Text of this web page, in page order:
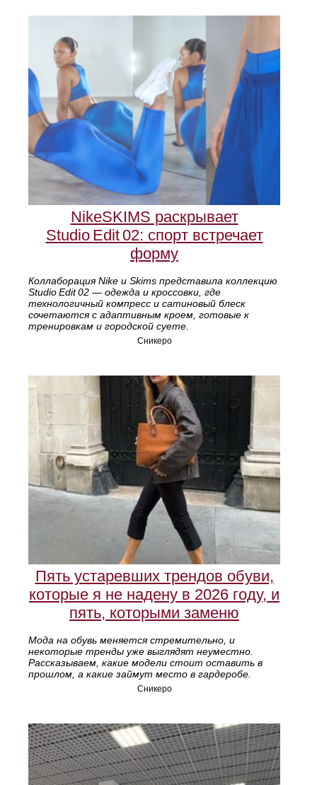
NikeSKIMS раскрывает
Studio Edit 02: спорт встречает
форму
Коллаборация Nike и Skims представила коллекцию
Studio Edit 02 — одежда и кроссовки, где
технологичный компресс и сатиновый блеск
сочетаются с адаптивным кроем, готовые к
тренировкам и городской суете.
Сникеро
Пять устаревших трендов обуви,
которые я не надену в 2026 году, и
пять, которыми заменю
Мода на обувь меняется стремительно, и
некоторые тренды уже выглядят неуместно.
Рассказываем, какие модели стоит оставить в
прошлом, а какие займут место в гардеробе.
Сникеро